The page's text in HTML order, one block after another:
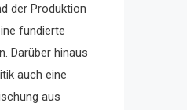
der Produktion
fundierte
Darüber hinaus
auch eine
aus